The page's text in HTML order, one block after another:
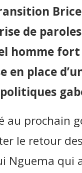
de
homme
en place
au prochain
le retour
Nguema